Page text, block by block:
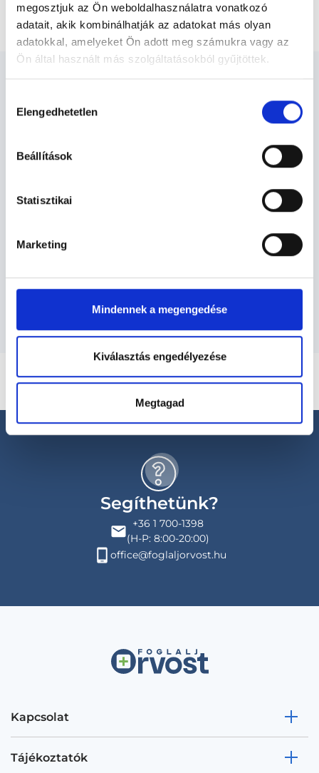
megosztjuk az Ön weboldalhasználatra vonatkozó
adatait, akik kombinálhatják az adatokat más olyan
adatokkal, amelyeket Ön adott meg számukra vagy az
Ön által használt más szolgáltatásokból gyűjtöttek.
szabályzat:https://foglaljorvost.hu/info/foglaljorvost-
kiválasztása
Elengedhetetlen
Beállítások
Statisztikai
Marketing
Mindennek a megengedése
Kiválasztás engedélyezése
Megtagad
Főoldal Gyógytornász Köpölyözés
SZAKTERÜLETEK
Szolgáltatások
Budapesti és vidéki gyógytornász orvosok
Segíthetünk?
+36 1 700-1398
(H-P: 8:00-20:00)
office@foglaljorvost.hu
Kapcsolat
Tájékoztatók